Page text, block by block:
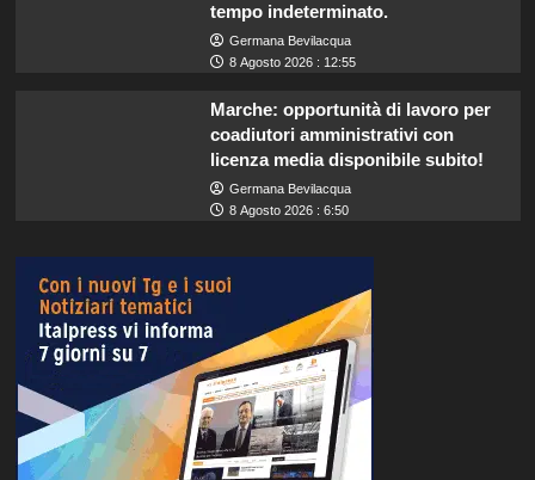
tempo indeterminato.
Germana Bevilacqua
8 Agosto 2026 : 12:55
Marche: opportunità di lavoro per
coadiutori amministrativi con
licenza media disponibile subito!
Germana Bevilacqua
8 Agosto 2026 : 6:50